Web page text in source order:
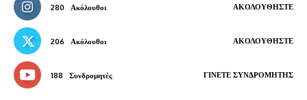
280 Ακόλουθοι ΑΚΟΛΟΥΘΉΣΤΕ
206 Ακόλουθοι ΑΚΟΛΟΥΘΉΣΤΕ
188 Συνδρομητές ΓΊΝΕΤΕ ΣΥΝΔΡΟΜΗΤΉΣ